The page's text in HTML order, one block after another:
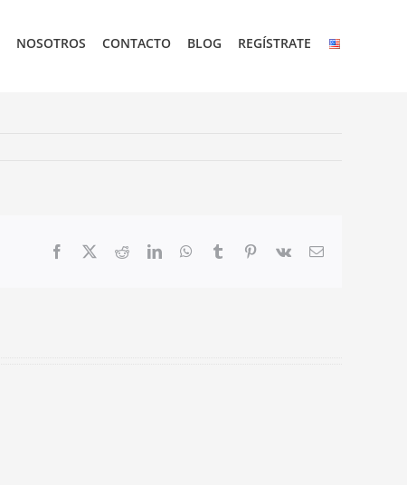
NOSOTROS CONTACTO BLOG REGÍSTRATE
Facebook RedditLinkedInWhatsApp
Tumblr Pinterest
Vk Email